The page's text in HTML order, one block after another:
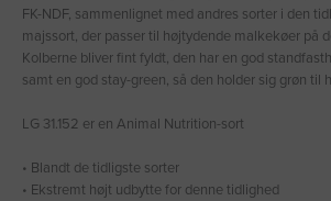
FK-NDF, sammenlignet med andres sorter i den
majssort, der passer til højtydende malkekøer på
Kolberne bliver fint fyldt, den har en god
samt en god stay-green, så den holder sig grøn til
LG 31.152 er en Animal Nutrition-sort
• Blandt de tidligste sorter
• Ekstremt højt udbytte for denne tidlighed